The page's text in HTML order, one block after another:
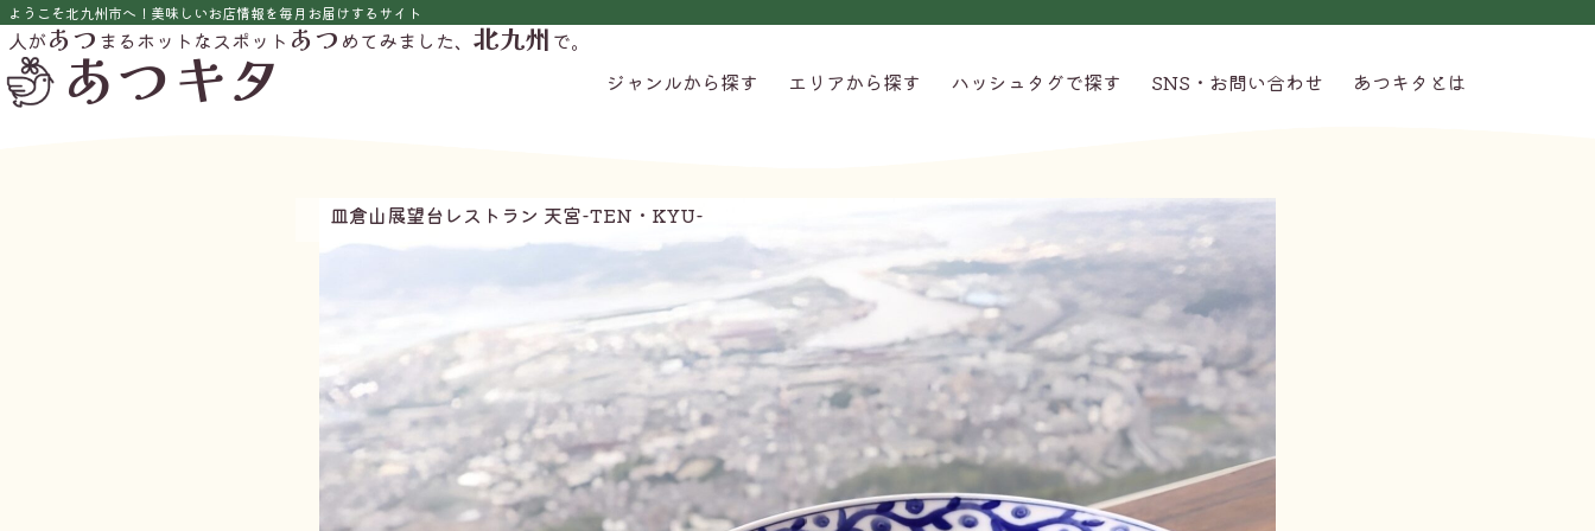
ようこそ北九州市へ！美味しいお店情報を毎月お届けするサイト
人があつまるホットなスポットあつめてみました、 北九州で。
あつキタ ジャンルから探す エリアから探す ハッシュタグで探す SNS・お問い合わせ あつキタとは
皿倉山展望台レストラン 天宮-TEN・KYU-